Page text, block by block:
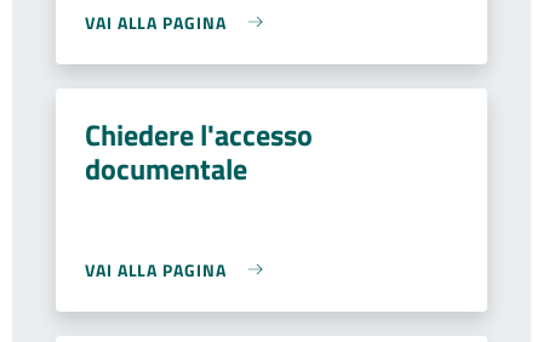
VAI ALLA PAGINA
Chiedere l'accesso
documentale
VAI ALLA PAGINA